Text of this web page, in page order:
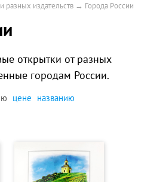
разных издательств → Города России
открыткиот разных
городам России.
цене названию